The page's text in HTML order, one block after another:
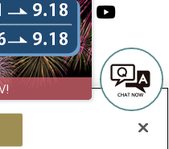
宿泊約款